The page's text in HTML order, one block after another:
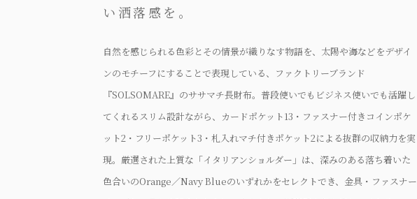
い洒落感を。
自然を感じられる色彩とその情景が織りなす物語を、太陽や海などをデザイ
ンのモチーフにすることで表現している、ファクトリーブランド
『SOLSOMARE』のササマチ長財布。普段使いでもビジネス使いでも活躍し
てくれるスリム設計ながら、カードポケット13・ファスナー付きコインポケ
ット2・フリーポケット3・札入れマチ付きポケット2による抜群の収納力を実
現。厳選された上質な「イタリアンショルダー」は、深みのある落ち着いた
色合いのOrange／Navy Blueのいずれかをセレクトでき、金具・ファスナー